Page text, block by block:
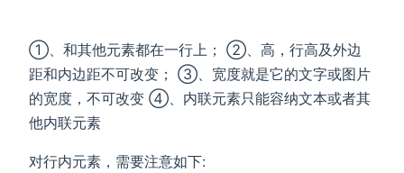
①、和其他元素都在一行上； ②、高，行高及外边
距和内边距不可改变； ③、宽度就是它的文字或图片
的宽度，不可改变 ④、内联元素只能容纳文本或者其
他内联元素
对行内元素，需要注意如下: